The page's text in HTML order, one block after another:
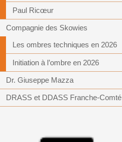
Paul Ricœur
Compagnie des Skowies
Les ombres techniques en 2026
Initiation à l’ombre en 2026
Dr. Giuseppe Mazza
DRASS et DDASS Franche-Comté